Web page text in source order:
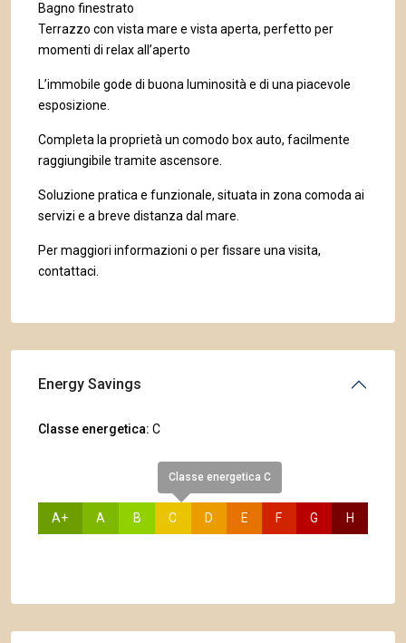
Bagno finestrato
Terrazzo con vista mare e vista aperta, perfetto per
momenti di relax all’aperto
L’immobile gode di buona luminosità e di una piacevole
esposizione.
Completa la proprietà un comodo box auto, facilmente
raggiungibile tramite ascensore.
Soluzione pratica e funzionale, situata in zona comoda ai
servizi e a breve distanza dal mare.
Per maggiori informazioni o per fissare una visita,
contattaci.
Energy Savings
Classe energetica: C
A+ A B
Classe energetica C
C D E F G H